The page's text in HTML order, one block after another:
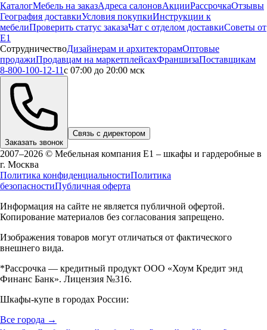
КаталогМебель на заказАдреса салоновАкцииРассрочкаОтзывы
География доставкиУсловия покупкиИнструкции к
мебелиПроверить статус заказаЧат с отделом доставкиСоветы от
Е1
СотрудничествоДизайнерам и архитекторамОптовые
продажиПродавцам на маркетплейсахФраншизаПоставщикам
8-800-100-12-11с 07:00 до 20:00 мск
Заказать звонок
Связь с директором
2007–2026 © Мебельная компания Е1 – шкафы и гардеробные в
г. Москва
Политика конфиденциальностиПолитика
безопасностиПубличная оферта
Информация на сайте не является публичной офертой.
Копирование материалов без согласования запрещено.
Изображения товаров могут отличаться от фактического
внешнего вида.
*Рассрочка — кредитный продукт ООО «Хоум Кредит энд
Финанс Банк». Лицензия №316.
Шкафы-купе в городах России:
Все города →